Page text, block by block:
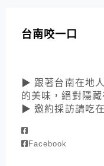
台南咬一口
▶ 跟著台南在地
的美味，絕對隱
▶ 邀約採訪請吃
Facebook